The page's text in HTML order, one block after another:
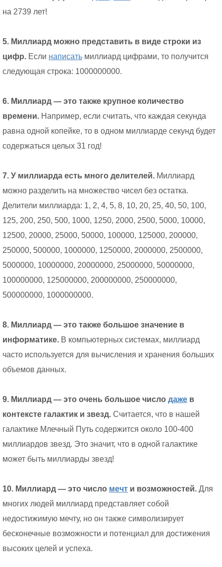
на 2739 лет!
5. Миллиард можно представить в виде строки из
цифр. Если написать миллиард цифрами, то получится
следующая строка: 1000000000.
6. Миллиард — это также крупное количество
времени. Например, если считать, что каждая секунда
равна одной копейке, то в одном миллиарде секунд будет
содержаться целых 31 год!
7. У миллиарда есть много делителей. Миллиард
можно разделить на множество чисел без остатка.
Делители миллиарда: 1, 2, 4, 5, 8, 10, 20, 25, 40, 50, 100,
125, 200, 250, 500, 1000, 1250, 2000, 2500, 5000, 10000,
12500, 20000, 25000, 50000, 100000, 125000, 200000,
250000, 500000, 1000000, 1250000, 2000000, 2500000,
5000000, 10000000, 20000000, 25000000, 50000000,
100000000, 125000000, 200000000, 250000000,
500000000, 1000000000.
8. Миллиард — это также большое значение в
информатике. В компьютерных системах, миллиард
часто используется для вычисления и хранения больших
объемов данных.
9. Миллиард — это очень большое число даже в
контексте галактик и звезд. Считается, что в нашей
галактике Млечный Путь содержится около 100-400
миллиардов звезд. Это значит, что в одной галактике
может быть миллиарды звезд!
10. Миллиард — это число мечт и возможностей. Для
многих людей миллиард представляет собой
недостижимую мечту, но он также символизирует
бесконечные возможности и потенциал для достижения
высоких целей и успеха.